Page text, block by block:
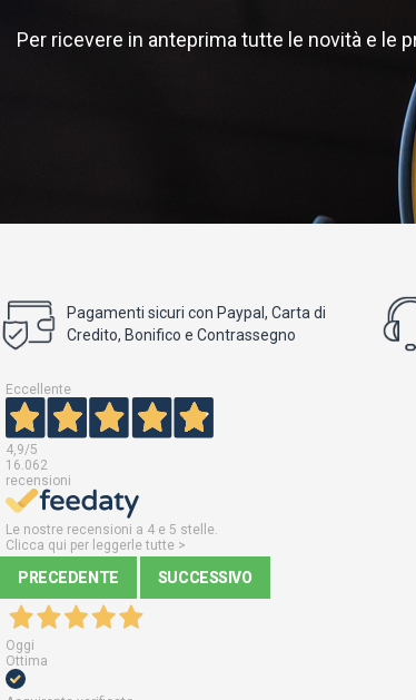
Per ricevere in anteprima tutte le novità e le
Pagamenti sicuri con Paypal, Carta di
Credito, Bonifico e Contrassegno
Eccellente
4,9/5
16.062
recensioni
Le nostre recensioni a 4 e 5 stelle.
Clicca qui per leggerle tutte >
PRECEDENTE SUCCESSIVO
Oggi
Ottima